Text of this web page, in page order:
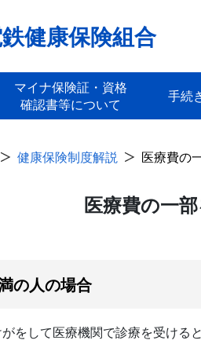
健康保険組合
マイナ保険証・資格
確認書等について
手続
健康保険制度解説 医療費の
医療費の一
の人の場合
をして医療機関で診療を受ける